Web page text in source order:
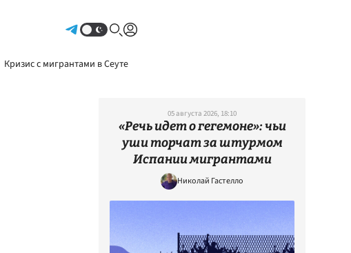
Кризис с мигрантами в Сеуте
05 августа 2026, 18:10
«Речь идет о гегемоне»: чьи
уши торчат за штурмом
Испании мигрантами
Николай Гастелло